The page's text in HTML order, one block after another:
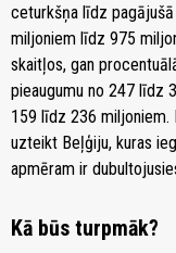
ceturkšņa līdz
miljoniem līdz 975
skaitļos, gan
pieaugumu no 247 līdz
159 līdz 236 miljoniem.
uzteikt Beļģiju, kuras
apmēram ir
Kā būs turpmāk?